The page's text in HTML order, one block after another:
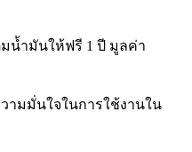
ติมน้ำมันให้ฟรี 1 ปี มูลค่า
ามมั่นใจในการใช้งานใน